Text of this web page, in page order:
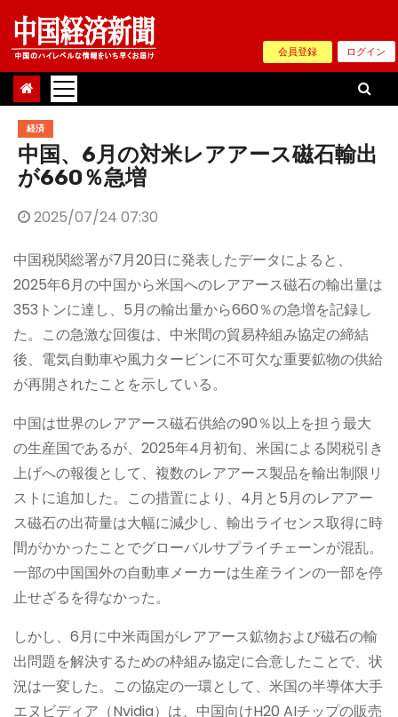
Skip
content
会員登録 ログイン
経済
中国、6月の対米レアアース磁石輸出
が660％急増
2025/07/24 07:30
中国税関総署が7月20日に発表したデータによると、
2025年6月の中国から米国へのレアアース磁石の輸出量は
353トンに達し、5月の輸出量から660％の急増を記録し
た。この急激な回復は、中米間の貿易枠組み協定の締結
後、電気自動車や風力タービンに不可欠な重要鉱物の供給
が再開されたことを示している。
中国は世界のレアアース磁石供給の90％以上を担う最大
の生産国であるが、2025年4月初旬、米国による関税引き
上げへの報復として、複数のレアアース製品を輸出制限リ
ストに追加した。この措置により、4月と5月のレアアー
ス磁石の出荷量は大幅に減少し、輸出ライセンス取得に時
間がかかったことでグローバルサプライチェーンが混乱。
一部の中国国外の自動車メーカーは生産ラインの一部を停
止せざるを得なかった。
しかし、6月に中米両国がレアアース鉱物および磁石の輸
出問題を解決するための枠組み協定に合意したことで、状
況は一変した。この協定の一環として、米国の半導体大手
エヌビディア（Nvidia）は、中国向けH20 AIチップの販売